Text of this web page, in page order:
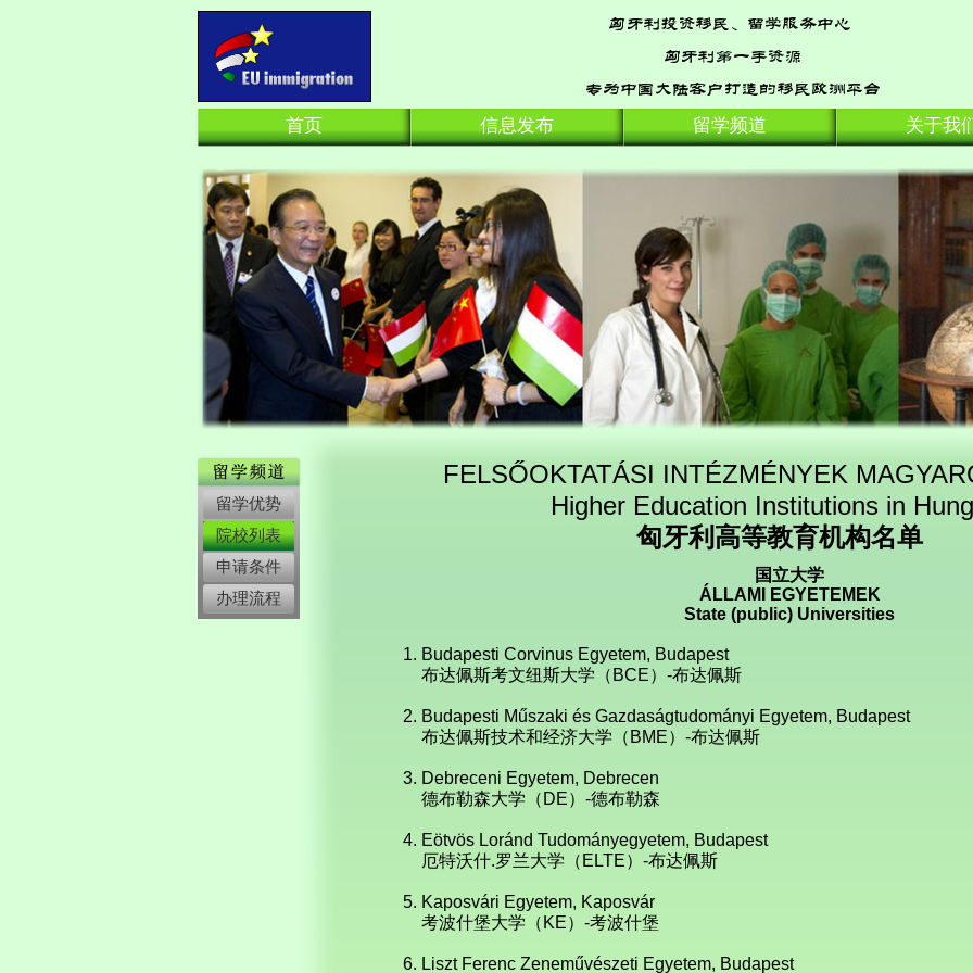
首页 信息发布 留学频道 关于我
国立大学
ÁLLAMI EGYETEMEK
State (public) Universities
Budapesti Corvinus Egyetem, Budapest
布达佩斯考文纽斯大学（BCE）-布达佩斯
Budapesti Műszaki és Gazdaságtudományi Egyetem, Budapest
布达佩斯技术和经济大学（BME）-布达佩斯
Debreceni Egyetem, Debrecen
德布勒森大学（DE）-德布勒森
Eötvös Loránd Tudományegyetem, Budapest
厄特沃什.罗兰大学（ELTE）-布达佩斯
Kaposvári Egyetem, Kaposvár
考波什堡大学（KE）-考波什堡
Liszt Ferenc Zeneművészeti Egyetem, Budapest
留学优势
院校列表
申请条件
办理流程
FELSŐOKTATÁSI INTÉZMÉNYEK
Higher Education Institutions in
匈牙利高等教育机构名单